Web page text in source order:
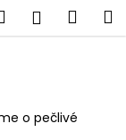
Hledat
o pečlivé